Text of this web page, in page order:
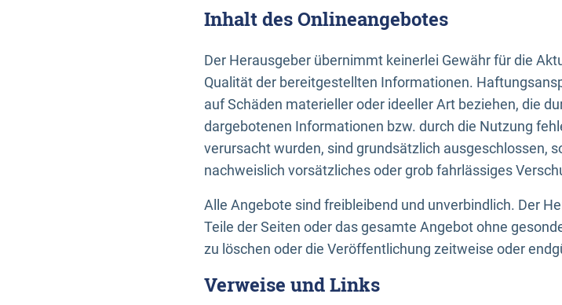
Inhalt des Onlineangebotes
Der Herausgeber übernimmt keinerlei Gewähr für die
Qualität der bereitgestellten Informationen.
auf Schäden materieller oder ideeller Art beziehen, die
dargebotenen Informationen bzw. durch die Nutzung
verursacht wurden, sind grundsätzlich ausgeschlossen,
nachweislich vorsätzliches oder grob fahrlässiges
Alle Angebote sind freibleibend und unverbindlich. Der
Teile der Seiten oder das gesamte Angebot ohne
zu löschen oder die Veröffentlichung zeitweise oder
Verweise und Links